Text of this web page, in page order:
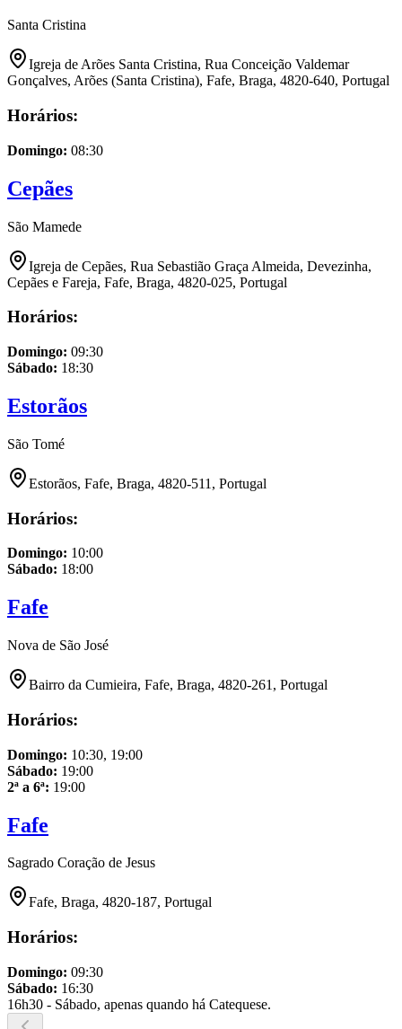
Santa Cristina
Igreja de Arões Santa Cristina, Rua Conceição Valdemar
Gonçalves, Arões (Santa Cristina), Fafe, Braga, 4820-640, Portugal
Horários:
Domingo: 08:30
Cepães
São Mamede
Igreja de Cepães, Rua Sebastião Graça Almeida, Devezinha,
Cepães e Fareja, Fafe, Braga, 4820-025, Portugal
Horários:
Domingo: 09:30
Sábado: 18:30
Estorãos
São Tomé
Estorãos, Fafe, Braga, 4820-511, Portugal
Horários:
Domingo: 10:00
Sábado: 18:00
Fafe
Nova de São José
Bairro da Cumieira, Fafe, Braga, 4820-261, Portugal
Horários:
Domingo: 10:30, 19:00
Sábado: 19:00
2ª a 6ª: 19:00
Fafe
Sagrado Coração de Jesus
Fafe, Braga, 4820-187, Portugal
Horários:
Domingo: 09:30
Sábado: 16:30
16h30 - Sábado, apenas quando há Catequese.